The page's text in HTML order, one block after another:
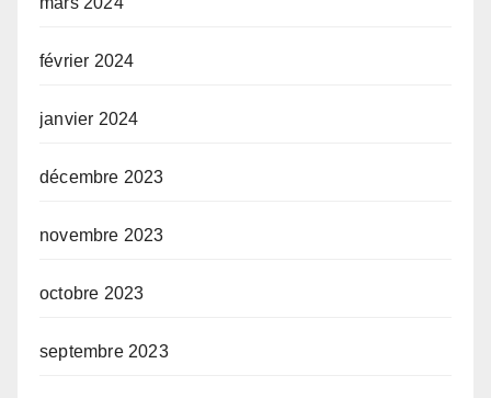
février 2024
janvier 2024
décembre 2023
novembre 2023
octobre 2023
septembre 2023